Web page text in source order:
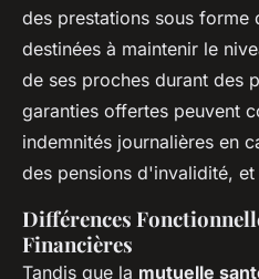
des prestations sous forme
destinées à maintenir le
de ses proches durant des
garanties offertes peuvent
indemnités journalières en
des pensions d'invalidité,
Différences
Financières
Tandis que la mutuelle